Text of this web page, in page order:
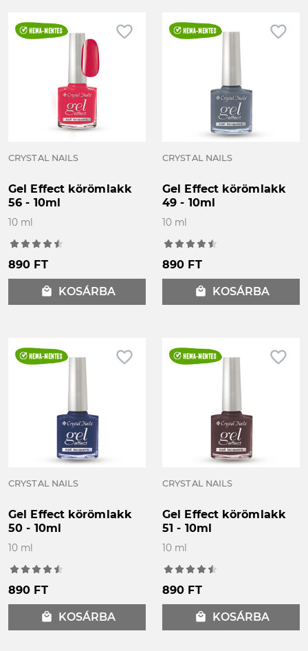
favorite_border
CRYSTAL NAILS
Gel Effect körömlakk
56 - 10ml
10 ml
890 FT
local_mall KOSÁRBA
favorite_border
CRYSTAL NAILS
Gel Effect körömlakk
49 - 10ml
10 ml
890 FT
local_mall KOSÁRBA
favorite_border
CRYSTAL NAILS
Gel Effect körömlakk
50 - 10ml
10 ml
890 FT
local_mall KOSÁRBA
favorite_border
CRYSTAL NAILS
Gel Effect körömlakk
51 - 10ml
10 ml
890 FT
local_mall KOSÁRBA